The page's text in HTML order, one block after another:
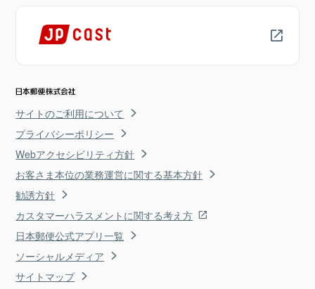
サイトのご利用について
プライバシーポリシー
Webアクセシビリティ方針
お客さま本位の業務運営に関する基本方針
勧誘方針
カスタマーハラスメントに関する考え方
日本郵便公式アプリ一覧
ソーシャルメディア
サイトマップ